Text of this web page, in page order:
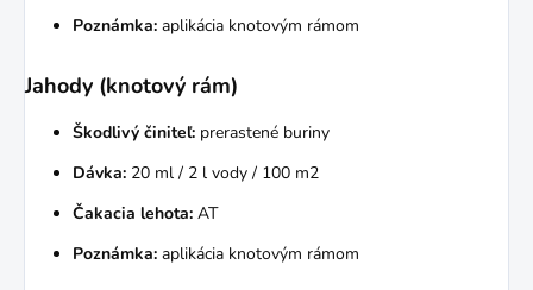
Poznámka: aplikácia knotovým rámom
Jahody (knotový rám)
Škodlivý činiteľ: prerastené buriny
Dávka: 20 ml / 2 l vody / 100 m2
Čakacia lehota: AT
Poznámka: aplikácia knotovým rámom